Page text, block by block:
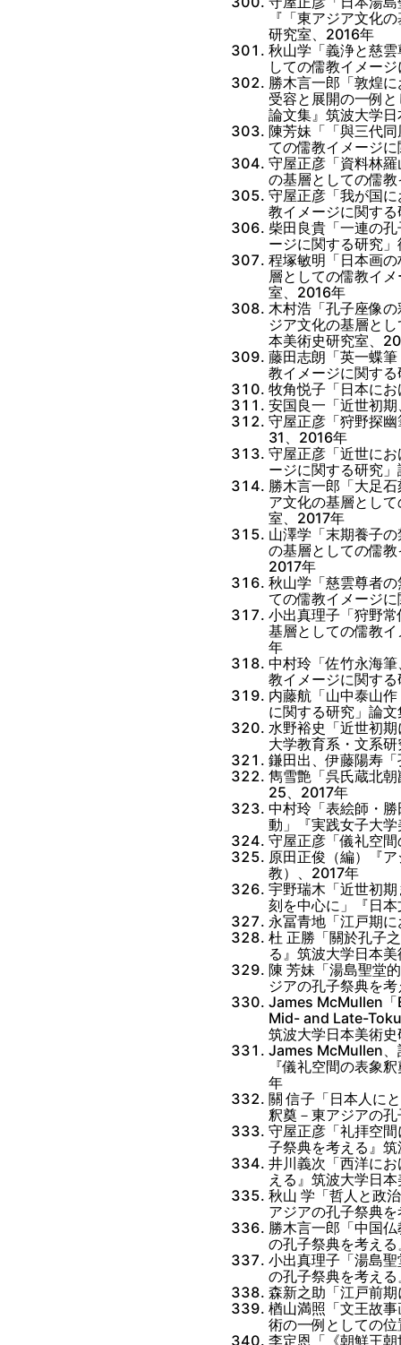
『「東アジア文化
研究室、2016年
秋山学「義浄と慈
しての儒教イメー
勝木言一郎「敦煌
受容と展開の一例
論文集』筑波大学
陳芳妹「「與三代
ての儒教イメージ
守屋正彦「資料林
の基層としての儒
守屋正彦「我が国
教イメージに関す
柴田良貴「一連の
ージに関する研究
程塚敏明「日本画
層としての儒教イ
室、2016年
木村浩「孔子座像
ジア文化の基層と
本美術史研究室、
藤田志朗「英一蝶
教イメージに関す
牧角悦子「日本に
安国良一「近世初
守屋正彦「狩野探
31、2016年
守屋正彦「近世に
ージに関する研究
勝木言一郎「大足
ア文化の基層とし
室、2017年
山澤学「末期養子
の基層としての儒
2017年
秋山学「慈雲尊者
ての儒教イメージ
小出真理子「狩野
基層としての儒教
年
中村玲「佐竹永海
教イメージに関す
内藤航「山中泰山
に関する研究」論
水野裕史「近世初
大学教育系・文系
鎌田出、伊藤陽寿
雋雪艶「呉氏蔵北
25、2017年
中村玲「表絵師・
動」『実践女子大
守屋正彦「儀礼空
原田正俊（編）『
教）、2017年
宇野瑞木「近世初
刻を中心に」『日
永冨青地「江戸期
杜 正勝「關於孔子
る』筑波大学日本
陳 芳妹「湯島聖堂
ジアの孔子祭典を
James McMullen
Mid- and Late-
筑波大学日本美術
James McMullen、
『儀礼空間の表象
年
關 信子「日本人に
釈奠－東アジアの
守屋正彦「礼拝空
子祭典を考える』
井川義次「西洋に
える』筑波大学日
秋山 学「哲人と政
アジアの孔子祭典
勝木言一郎「中国
の孔子祭典を考え
小出真理子「湯島
の孔子祭典を考え
森新之助「江戸前
楢山満照「文王故
術の一例としての
李定恩「《朝鮮王